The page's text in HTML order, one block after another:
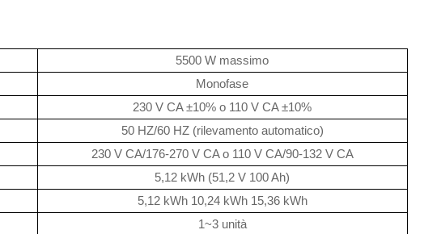
5500 W massimo
Monofase
230 V CA ±10% o 110 V CA ±10%
50 HZ/60 HZ (rilevamento automatico)
230 V CA/176-270 V CA o 110 V CA/90-132 V CA
5,12 kWh (51,2 V 100 Ah)
5,12 kWh 10,24 kWh 15,36 kWh
1~3 unità